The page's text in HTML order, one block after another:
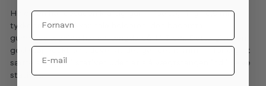
Holderen har desuden kraftig gummibelægning i 6,5 mm
tykkelse, der dækker hele holderen, den bagerste
gummibelægning har en længde på 14,5 cm. Dette giver en
god støjreduktion udover at det gør det nemmere for dig at
sætte stangen i stativet uden at slå vægtstangen ind i selve
stativet.
Fornavn
Email